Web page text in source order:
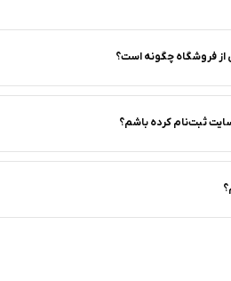
از فروشگاه‌ چگونه است؟
ثبت‌نام کرده باشم؟